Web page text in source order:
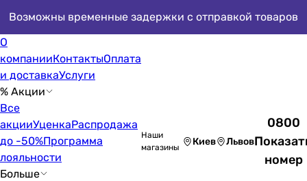
Возможны временные задержки с отправкой товаров
О
компанииКонтактыОплата
и доставкаУслуги
% Акции
Все
акцииУценкаРаспродажа
до -50%Программа
лояльности
Больше
Наши
магазины
Киев Львов
0800
номер